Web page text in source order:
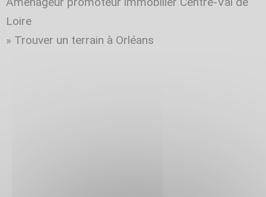
Loire
» Trouver un terrain à Orléans